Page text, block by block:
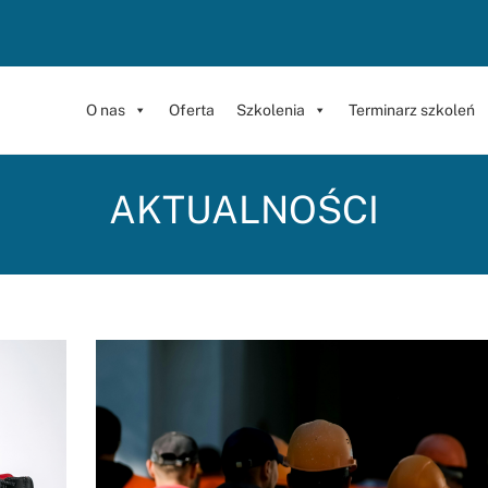
O nas Oferta Szkolenia Terminarz szkoleń
AKTUALNOŚCI